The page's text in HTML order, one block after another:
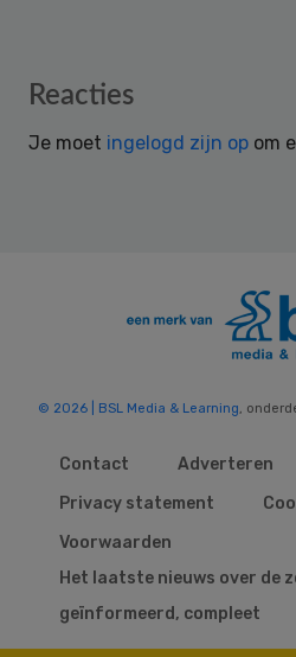
Reader
Reacties
Je moet ingelogd zijn op om
© 2026 | BSL Media & Learning,
Contact
Adverteren
Privacy statement
Voorwaarden
Het laatste nieuws over de
geïnformeerd, compleet